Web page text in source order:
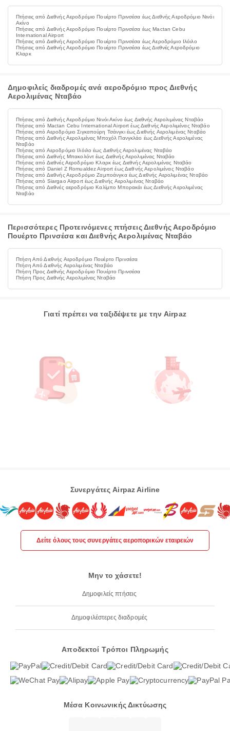
Πτήσεις από Διεθνής Αεροδρόμιο Πουέρτο Πρινσέσα έως Διεθνής Αεροδρόμιο Νινόι
Ακίνο
Πτήσεις από Διεθνής Αεροδρόμιο Πουέρτο Πρινσέσα έως Mactan Cebu
International Airport
Πτήσεις από Διεθνής Αεροδρόμιο Πουέρτο Πρινσέσα έως Αεροδρόμιο Ιλόιλο
Πτήσεις από Διεθνής Αεροδρόμιο Πουέρτο Πρινσέσα έως Διεθνές Αεροδρόμιο
Κλαρκ
Δημοφιλείς διαδρομές ανά αεροδρόμιο προς Διεθνής
Αερολιμένας Νταβάο
Πτήσεις από Διεθνής Αεροδρόμιο Νινόι Ακίνο έως Διεθνής Αερολιμένας Νταβάο
Πτήσεις από Mactan Cebu International Airport έως Διεθνής Αερολιμένας Νταβάο
Πτήσεις από Αεροδρόμιο Σιγκαπούρη Τσάνγκι έως Διεθνής Αερολιμένας Νταβάο
Πτήσεις από Διεθνής Αερολιμένας Μποχόλ Πανγκλάο έως Διεθνής Αερολιμένας
Νταβάο
Πτήσεις από Αεροδρόμιο Ιλόιλο έως Διεθνής Αερολιμένας Νταβάο
Πτήσεις από Διεθνής Μπακολόντ έως Διεθνής Αερολιμένας Νταβάο
Πτήσεις από Διεθνές Αεροδρόμιο Κλαρκ έως Διεθνής Αερολιμένας Νταβάο
Πτήσεις από Daniel Z Romualdez Airport έως Διεθνής Αερολιμένας Νταβάο
Πτήσεις από Διεθνής Αεροδρόμιο Ζαμποάνγκα έως Διεθνής Αερολιμένας Νταβάο
Πτήσεις από Siargao Airport έως Διεθνής Αερολιμένας Νταβάο
Πτήσεις από Διεθνές αεροδρόμιο Καλίμπο Μπορακάι έως Διεθνής Αερολιμένας
Νταβάο
Περισσότερες Προτεινόμενες πτήσεις Διεθνής Αεροδρόμιο
Πουέρτο Πρινσέσα και Διεθνής Αερολιμένας Νταβάο
Πτήση Από Διεθνής Αεροδρόμιο Πουέρτο Πρινσέσα
Πτήση Από Διεθνής Αερολιμένας Νταβάο
Πτήση Προς Διεθνής Αεροδρόμιο Πουέρτο Πρινσέσα
Πτήση Προς Διεθνής Αερολιμένας Νταβάο
Γιατί πρέπει να ταξιδέψετε με την Airpaz
Συνεργάτες Airpaz Airline
Δείτε όλους τους συνεργάτες αεροπορικών εταιρειών
Μην το χάσετε!
Δημοφιλείς πτήσεις
Δημοφιλέστερες διαδρομές
Αποδεκτοί Τρόποι Πληρωμής
Μέσα Κοινωνικής Δικτύωσης